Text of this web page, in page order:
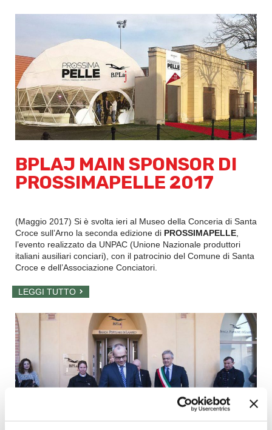
BPLAJ MAIN SPONSOR DI
PROSSIMAPELLE 2017
(Maggio 2017) Si è svolta ieri al Museo della Conceria di Santa
Croce sull’Arno la seconda edizione di PROSSIMAPELLE
l’evento realizzato da UNPAC (Unione Nazionale produttori
italiani ausiliari conciari), con il patrocinio del Comune di Santa
Croce e dell’Associazione Conciatori.
LEGGI TUTTO